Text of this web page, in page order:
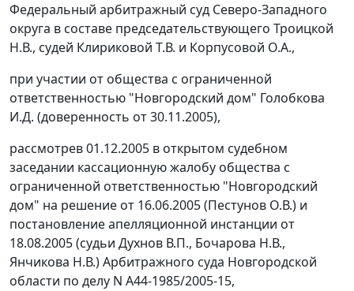
Федеральный арбитражный суд Северо-Западного
округа в составе председательствующего Троицкой
Н.В., судей Клириковой Т.В. и Корпусовой О.А.,
при участии от общества с ограниченной
ответственностью "Новгородский дом" Голобкова
И.Д. (доверенность от 30.11.2005),
рассмотрев 01.12.2005 в открытом судебном
заседании кассационную жалобу общества с
ограниченной ответственностью "Новгородский
дом" на решение от 16.06.2005 (Пестунов О.В.) и
постановление апелляционной инстанции от
18.08.2005 (судьи Духнов В.П., Бочарова Н.В.,
Янчикова Н.В.) Арбитражного суда Новгородской
области по делу N А44-1985/2005-15,